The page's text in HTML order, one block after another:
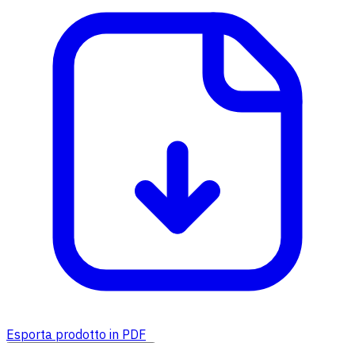
Esporta prodotto in PDF